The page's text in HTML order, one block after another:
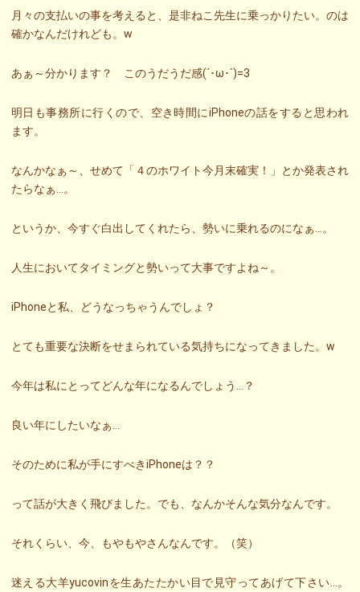
月々の支払いの事を考えると、是非ねこ先生に乗っかりたい。のは
確かなんだけれども。w
あぁ～分かります？ このうだうだ感(´･ω･`)=3
明日も事務所に行くので、空き時間にiPhoneの話をすると思われ
ます。
なんかなぁ～、せめて「４のホワイト今月末確実！」とか発表され
たらなぁ…。
というか、今すぐ白出してくれたら、勢いに乗れるのになぁ…。
人生においてタイミングと勢いって大事ですよね～。
iPhoneと私、どうなっちゃうんでしょ？
とても重要な決断をせまられている気持ちになってきました。w
今年は私にとってどんな年になるんでしょう…？
良い年にしたいなぁ…
そのために私が手にすべきiPhoneは？？
って話が大きく飛びました。でも、なんかそんな気分なんです。
それくらい、今、もやもやさんなんです。（笑）
迷える大羊yucovinを生あたたかい目で見守ってあげて下さい…。